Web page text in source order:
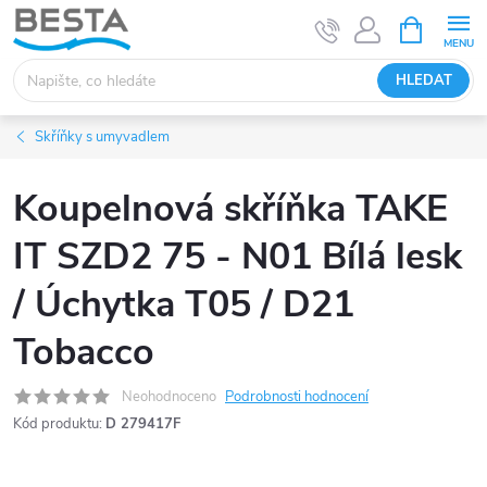
Přejít
na
obsah
HLEDAT
NÁKUPNÍ
KOŠÍK
Skříňky s umyvadlem
Koupelnová skříňka TAKE
IT SZD2 75 - N01 Bílá lesk
/ Úchytka T05 / D21
Tobacco
Neohodnoceno Podrobnosti hodnocení
Kód produktu: D 279417F